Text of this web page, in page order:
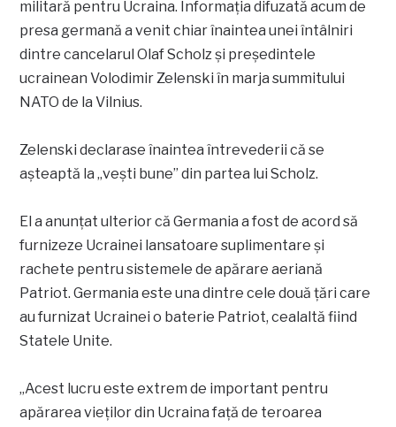
militară pentru Ucraina. Informația difuzată acum de
presa germană a venit chiar înaintea unei întâlniri
dintre cancelarul Olaf Scholz și președintele
ucrainean Volodimir Zelenski în marja summitului
NATO de la Vilnius.
Zelenski declarase înaintea întrevederii că se
așteaptă la „vești bune” din partea lui Scholz.
El a anunțat ulterior că Germania a fost de acord să
furnizeze Ucrainei lansatoare suplimentare și
rachete pentru sistemele de apărare aeriană
Patriot. Germania este una dintre cele două țări care
au furnizat Ucrainei o baterie Patriot, cealaltă fiind
Statele Unite.
„Acest lucru este extrem de important pentru
apărarea vieților din Ucraina față de teroarea